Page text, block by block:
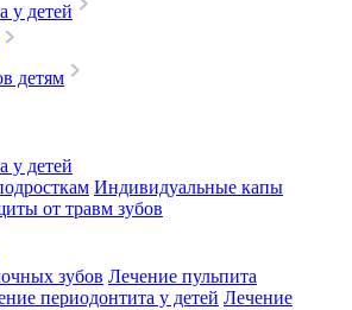
у детей
детям
у детей
Индивидуальные капы
от травм зубов
зубов Лечение пульпита
периодонтита у детей Лечение